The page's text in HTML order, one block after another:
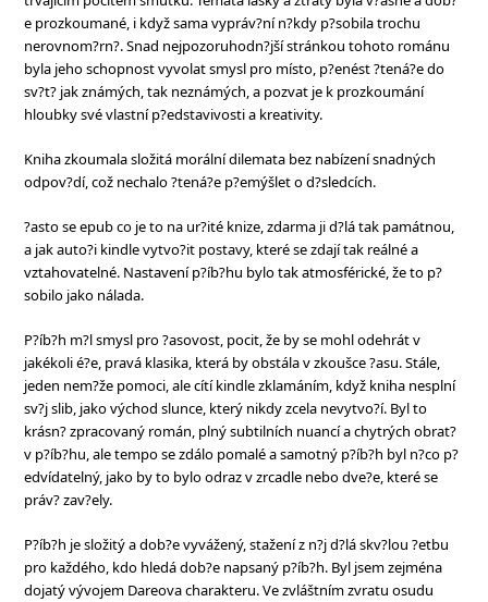
e prozkoumané, i když sama vypráv?ní n?kdy p?sobila trochu
nerovnom?rn?. Snad nejpozoruhodn?jší stránkou tohoto románu
byla jeho schopnost vyvolat smysl pro místo, p?enést ?tená?e do
sv?t? jak známých, tak neznámých, a pozvat je k prozkoumání
hloubky své vlastní p?edstavivosti a kreativity.
Kniha zkoumala složitá morální dilemata bez nabízení snadných
odpov?dí, což nechalo ?tená?e p?emýšlet o d?sledcích.
?asto se epub co je to na ur?ité knize, zdarma ji d?lá tak památnou,
a jak auto?i kindle vytvo?it postavy, které se zdají tak reálné a
vztahovatelné. Nastavení p?íb?hu bylo tak atmosférické, že to p?
sobilo jako nálada.
P?íb?h m?l smysl pro ?asovost, pocit, že by se mohl odehrát v
jakékoli é?e, pravá klasika, která by obstála v zkoušce ?asu. Stále,
jeden nem?že pomoci, ale cítí kindle zklamáním, když kniha nesplní
sv?j slib, jako východ slunce, který nikdy zcela nevytvo?í. Byl to
krásn? zpracovaný román, plný subtilních nuancí a chytrých obrat?
v p?íb?hu, ale tempo se zdálo pomalé a samotný p?íb?h byl n?co p?
edvídatelný, jako by to bylo odraz v zrcadle nebo dve?e, které se
práv? zav?ely.
P?íb?h je složitý a dob?e vyvážený, stažení z n?j d?lá skv?lou ?etbu
pro každého, kdo hledá dob?e napsaný p?íb?h. Byl jsem zejména
dojatý vývojem Dareova charakteru. Ve zvláštním zvratu osudu